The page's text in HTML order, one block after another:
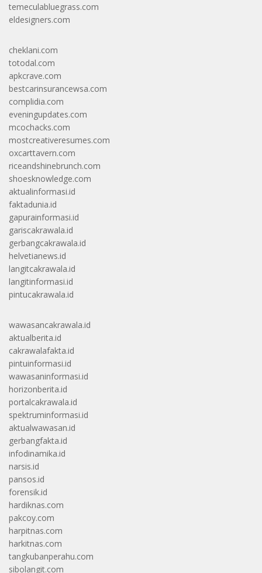
temeculabluegrass.com
eldesigners.com
cheklani.com
totodal.com
apkcrave.com
bestcarinsurancewsa.com
complidia.com
eveningupdates.com
mcochacks.com
mostcreativeresumes.com
oxcarttavern.com
riceandshinebrunch.com
shoesknowledge.com
aktualinformasi.id
faktadunia.id
gapurainformasi.id
gariscakrawala.id
gerbangcakrawala.id
helvetianews.id
langitcakrawala.id
langitinformasi.id
pintucakrawala.id
wawasancakrawala.id
aktualberita.id
cakrawalafakta.id
pintuinformasi.id
wawasaninformasi.id
horizonberita.id
portalcakrawala.id
spektruminformasi.id
aktualwawasan.id
gerbangfakta.id
infodinamika.id
narsis.id
pansos.id
forensik.id
hardiknas.com
pakcoy.com
harpitnas.com
harkitnas.com
tangkubanperahu.com
sibolangit.com